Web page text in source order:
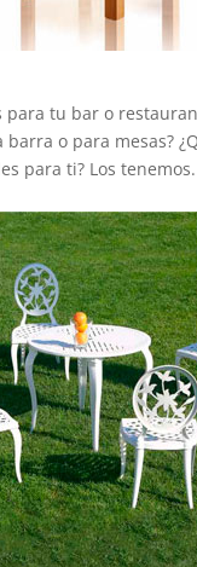
para tu bar o
barra o para mesas?
para ti? Los tenemos.